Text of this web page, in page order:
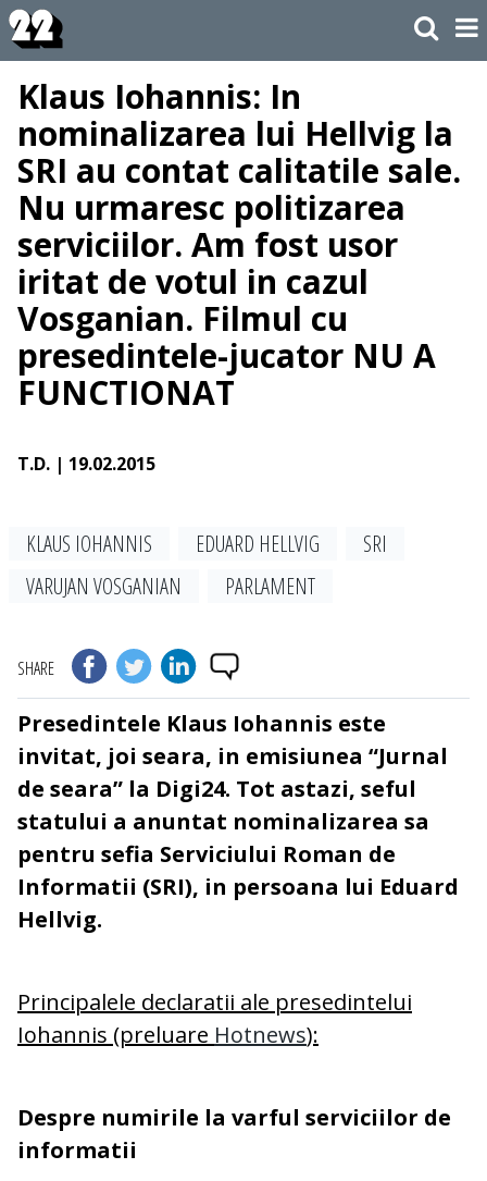
Klaus Iohannis: In
nominalizarea lui Hellvig la
SRI au contat calitatile sale.
Nu urmaresc politizarea
serviciilor. Am fost usor
iritat de votul in cazul
Vosganian. Filmul cu
presedintele-jucator NU A
FUNCTIONAT
T.D. | 19.02.2015
KLAUS IOHANNIS EDUARD HELLVIG
SRI
VARUJAN VOSGANIAN
PARLAMENT
SHARE
Presedintele Klaus Iohannis este
invitat, joi seara, in emisiunea “Jurnal
de seara” la Digi24. Tot astazi, seful
statului a anuntat nominalizarea sa
pentru sefia Serviciului Roman de
Informatii (SRI), in persoana lui Eduard
Hellvig.
Principalele declaratii ale presedintelui
Iohannis (preluare Hotnews):
Despre numirile la varful serviciilor de
informatii